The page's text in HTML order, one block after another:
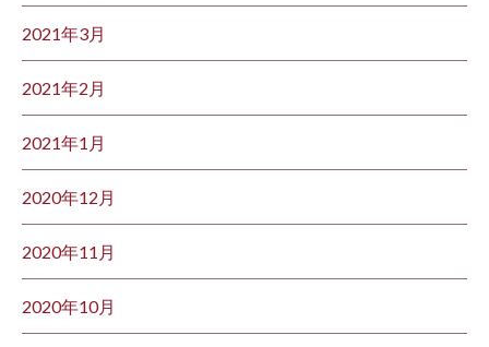
2021年3月
2021年2月
2021年1月
2020年12月
2020年11月
2020年10月